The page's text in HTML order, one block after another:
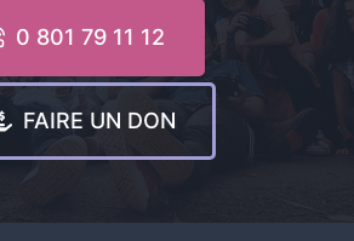
0 801 79 11 12
FAIRE UN DON